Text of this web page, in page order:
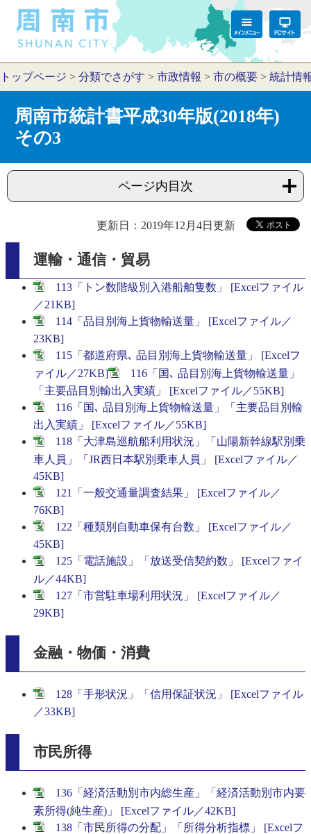
トップページ > 分類でさがす > 市政情報 > 市の概要 > 統計情
周南市統計書平成30年版(2018年)
その3
ページ内目次
更新日：2019年12月4日更新
運輸・通信・貿易
113「トン数階級別入港船舶隻数」 [Excelファイル
／21KB]
114「品目別海上貨物輸送量」 [Excelファイル／
23KB]
115「都道府県､ 品目別海上貨物輸送量」 [Excelフ
ァイル／27KB]
116「国､ 品目別海上貨物輸送量」
「主要品目別輸出入実績」 [Excelファイル／55KB]
116「国､ 品目別海上貨物輸送量」「主要品目別輸
出入実績」 [Excelファイル／55KB]
118「大津島巡航船利用状況」「山陽新幹線駅別乗
車人員」「JR西日本駅別乗車人員」 [Excelファイル／
45KB]
121「一般交通量調査結果」 [Excelファイル／
76KB]
122「種類別自動車保有台数」 [Excelファイル／
45KB]
125「電話施設」「放送受信契約数」 [Excelファイ
ル／44KB]
127「市営駐車場利用状況」 [Excelファイル／
29KB]
金融・物価・消費
128「手形状況」「信用保証状況」 [Excelファイル
／33KB]
市民所得
136「経済活動別市内総生産」「経済活動別市内要
素所得(純生産)」 [Excelファイル／42KB]
138「市民所得の分配」「所得分析指標」 [Excelフ